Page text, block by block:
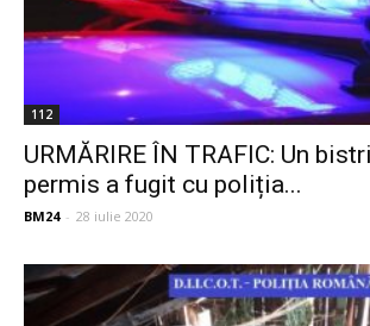
112
URMĂRIRE ÎN TRAFIC: Un
permis a fugit cu poliția...
BM24 - 28 iulie 2020